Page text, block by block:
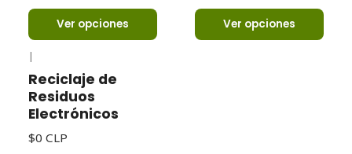
Ver opciones Ver opciones
|
Reciclaje de
Residuos
Electrónicos
$0 CLP